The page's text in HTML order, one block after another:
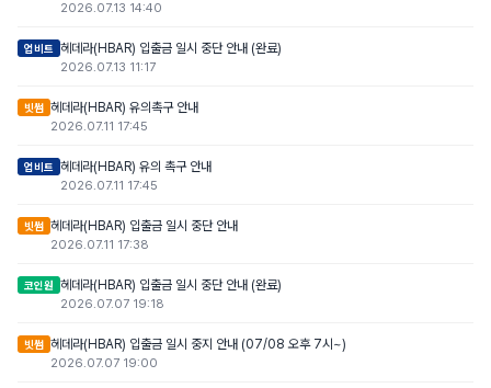
2026.07.13 14:40
업비트 헤데라(HBAR) 입출금 일시 중단 안내 (완료)
2026.07.13 11:17
빗썸 헤데라(HBAR) 유의촉구 안내
2026.07.11 17:45
업비트 헤데라(HBAR) 유의 촉구 안내
2026.07.11 17:45
빗썸 헤데라(HBAR) 입출금 일시 중단 안내
2026.07.11 17:38
코인원 헤데라(HBAR) 입출금 일시 중단 안내 (완료)
2026.07.07 19:18
빗썸 헤데라(HBAR) 입출금 일시 중지 안내 (07/08 오후 7시~)
2026.07.07 19:00